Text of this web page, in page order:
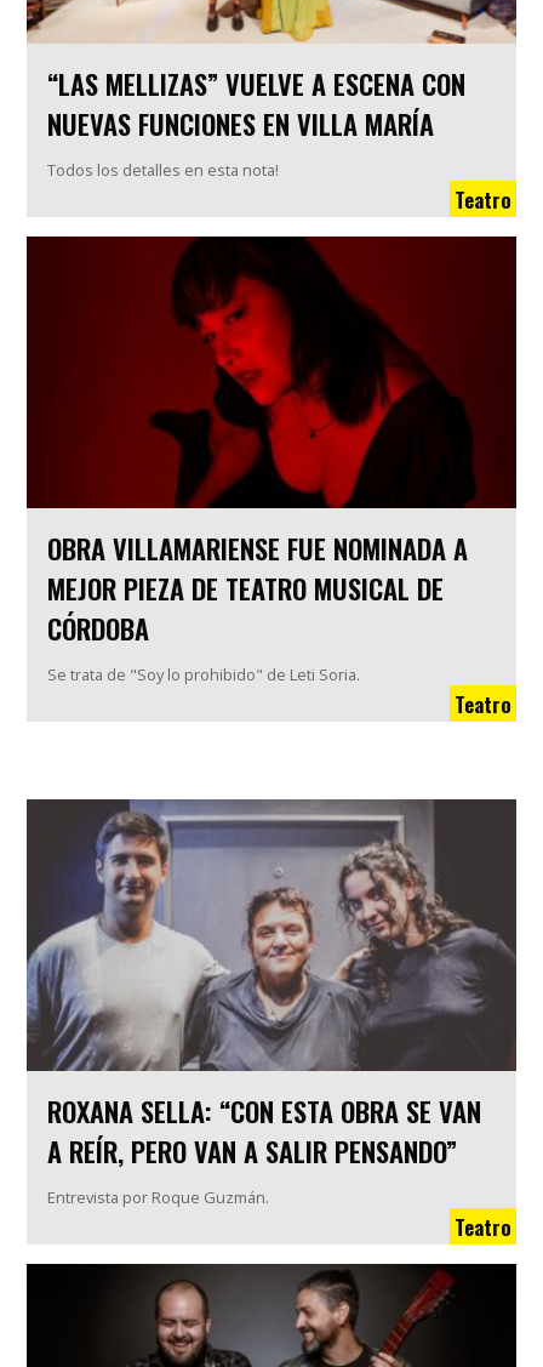
“LAS MELLIZAS” VUELVE A ESCENA CON
NUEVAS FUNCIONES EN VILLA MARÍA
Todos los detalles en esta nota!
Teatro
OBRA VILLAMARIENSE FUE NOMINADA A
MEJOR PIEZA DE TEATRO MUSICAL DE
CÓRDOBA
Se trata de "Soy lo prohibido" de Leti Soria.
Teatro
ROXANA SELLA: “CON ESTA OBRA SE VAN
A REÍR, PERO VAN A SALIR PENSANDO”
Entrevista por Roque Guzmán.
Teatro